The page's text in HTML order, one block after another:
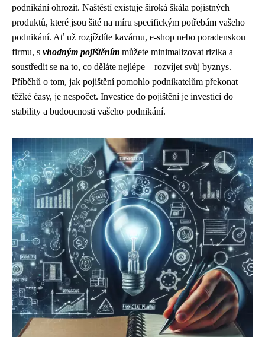
podnikání ohrozit. Naštěstí existuje široká škála pojistných
produktů, které jsou šité na míru specifickým potřebám vašeho
podnikání. Ať už rozjíždíte kavárnu, e-shop nebo poradenskou
firmu, s vhodným pojištěním můžete minimalizovat rizika a
soustředit se na to, co děláte nejlépe – rozvíjet svůj byznys.
Příběhů o tom, jak pojištění pomohlo podnikatelům překonat
těžké časy, je nespočet. Investice do pojištění je investicí do
stability a budoucnosti vašeho podnikání.